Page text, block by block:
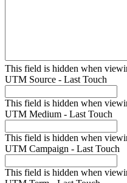
This field is hidden when
UTM Source - Last Touch
This field is hidden when
UTM Medium - Last Touch
This field is hidden when
UTM Campaign - Last Touch
This field is hidden when